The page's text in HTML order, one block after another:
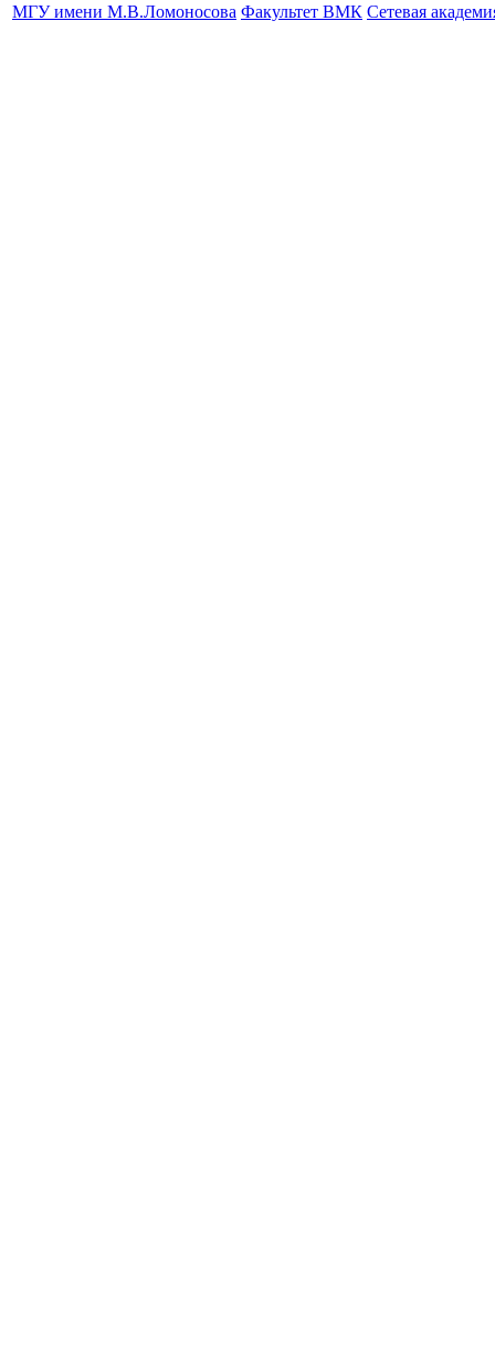
МГУ имени М.В.Ломоносова Факультет ВМК Сетевая